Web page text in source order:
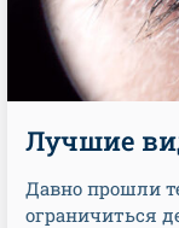
Лучшие
Давно прошли
ограничиться